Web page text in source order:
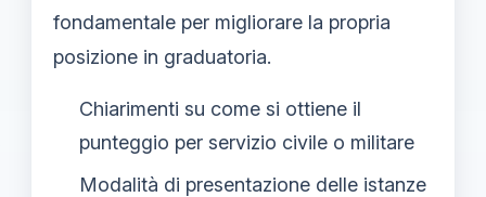
fondamentale per migliorare la propria
posizione in graduatoria.
Chiarimenti su come si ottiene il
punteggio per servizio civile o militare
Modalità di presentazione delle istanze